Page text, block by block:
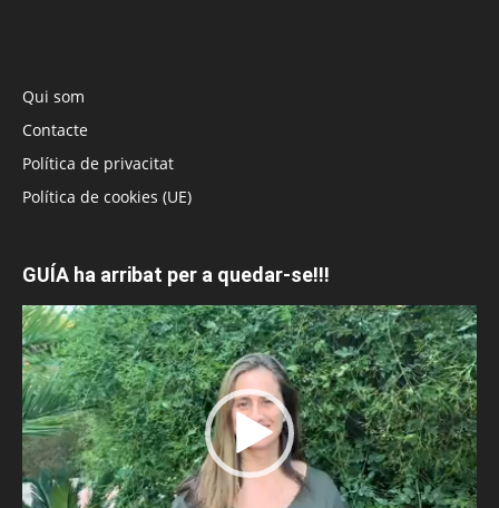
Qui som
Contacte
Política de privacitat
Política de cookies (UE)
GUÍA ha arribat per a quedar-se!!!
Reproductor
de
vídeo